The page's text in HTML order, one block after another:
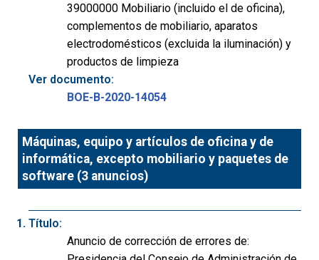
39000000 Mobiliario (incluido el de oficina),
complementos de mobiliario, aparatos
electrodomésticos (excluida la iluminación) y
productos de limpieza
Ver documento:
BOE-B-2020-14054
Máquinas, equipo y artículos de oficina y de
informática, excepto mobiliario y paquetes de
software (3 anuncios)
Título:
Anuncio de corrección de errores de: